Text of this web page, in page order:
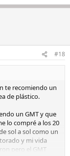
#18
te recomiendo un
de plástico.
un GMT y que
lo compré a los 20
sol a sol como un
y mi vida
pero el GMT